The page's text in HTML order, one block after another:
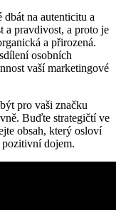
na autenticitu a
a pravdivost, a proto je
a přirozená.
osobních
vaší marketingové
pro vaši značku
Buďte strategičtí ve
obsah, který osloví
dojem.